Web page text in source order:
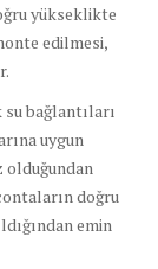
yükseklikte
edilmesi,
bağlantıları
uygun
olduğundan
doğru
emin